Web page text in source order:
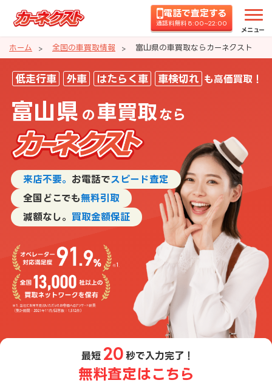
電話で査定する
通話料無料 8:00~22:00
メニュー
ホーム 全国の車買取情報 富山県の車買取ならカーネクスト
富山県の車買取ならカーネクスト
低走行車 外車 はたらく車 車検切れ も高価買取！
富山県 の 車買取 なら
来店不要。 お電話でスピード査定
全国どこでも無料引取
減額なし。 買取金額保証
最短 20 秒で入力完了！
無料査定はこちら